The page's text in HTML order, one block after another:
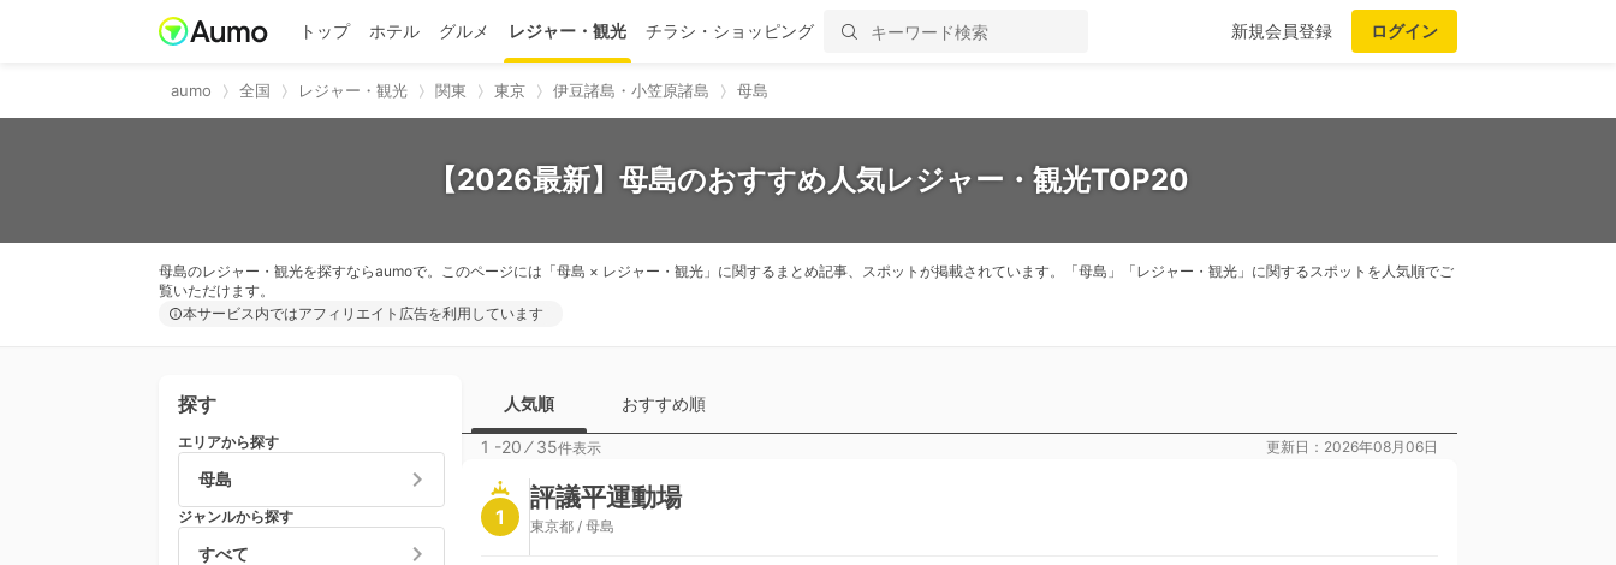
トップ ホテル グルメ レジャー・観光 チラシ・ショッピング 新規会員登録 ログイン
aumo 全国 レジャー・観光 関東 東京 伊豆諸島・小笠原諸島 母島
【2026最新】母島のおすすめ人気レジャー・観光TOP20
母島のレジャー・観光を探すならaumoで。このページには「母島 × レジャー・観光」に関するまとめ記事、スポットが掲載されています。「母島」「レジャー・観光」に関するスポットを人気順でご
覧いただけます。
本サービス内ではアフィリエイト広告を利用しています
探す
エリアから探す
母島
ジャンルから探す
すべて
人気順 おすすめ順
1 -20 ⁄35件表示 更新日：2026年08月06日
1
評議平運動場
東京都 / 母島